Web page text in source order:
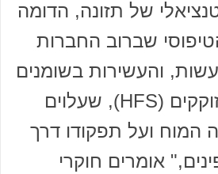
של תזונה, הדומה
שברוב החברות
והעשירות בשומנים
רוויים וסוכרים מזוקקים (HFS), שעלוים
המוח ועל תפקודו דרך
אומרים חוקרי